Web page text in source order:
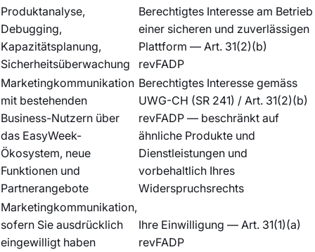
Produktanalyse,
Debugging,
Kapazitätsplanung,
Sicherheitsüberwachung
Berechtigtes Interesse am Betrieb
einer sicheren und zuverlässigen
Plattform — Art. 31(2)(b)
revFADP
Marketingkommunikation
mit bestehenden
Business-Nutzern über
das EasyWeek-
Ökosystem, neue
Funktionen und
Partnerangebote
Berechtigtes Interesse gemäss
UWG-CH (SR 241) / Art. 31(2)(b)
revFADP — beschränkt auf
ähnliche Produkte und
Dienstleistungen und
vorbehaltlich Ihres
Widerspruchsrechts
Marketingkommunikation,
sofern Sie ausdrücklich
eingewilligt haben
Ihre Einwilligung — Art. 31(1)(a)
revFADP